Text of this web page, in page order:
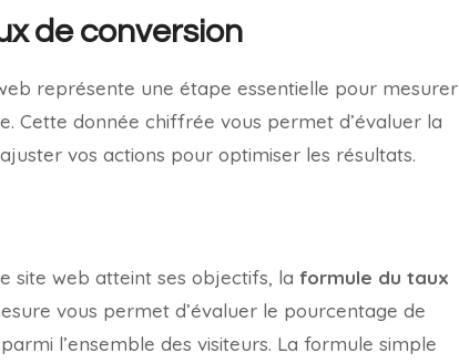
de conversion
représente une étape essentielle pour mesurer
Cette donnée chiffrée vous permet d’évaluer la
vos actions pour optimiser les résultats.
site web atteint ses objectifs, la formule du taux
vous permet d’évaluer le pourcentage de
l’ensemble des visiteurs. La formule simple